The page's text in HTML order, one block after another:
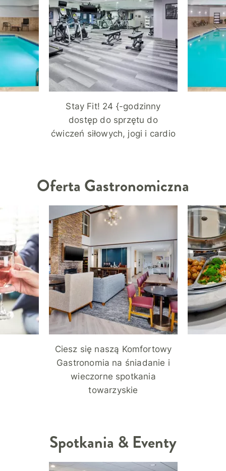
Stay Fit! 24 {-godzinny
dostęp do sprzętu do
ćwiczeń siłowych, jogi i cardio
Oferta Gastronomiczna
Ciesz się naszą Komfortowy
Gastronomia na śniadanie i
wieczorne spotkania
towarzyskie
Spotkania & Eventy